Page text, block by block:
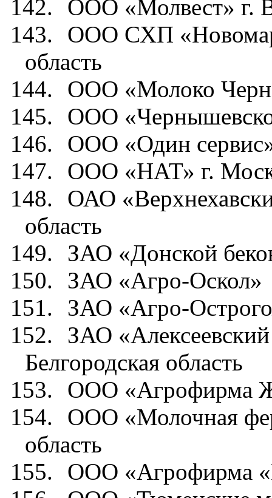
142.
ООО «Молвест» г.
143.
ООО СХП
область
144.
ООО «Молоко
145.
ООО
146.
ООО «Один
147.
ООО «НАТ» г.
148.
ОАО
область
149.
ЗАО «Донской
150.
ЗАО «Агро-Оскол»
151.
ЗАО «Агро-
152.
ЗАО
Белгородская область
153.
ООО «Агрофирма
154.
ООО «Молочная
область
155.
ООО «Агрофирма